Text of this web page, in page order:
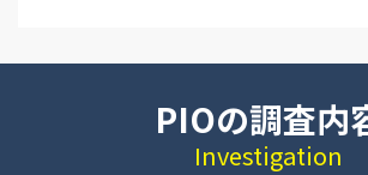
PIOの調査内
Investigation